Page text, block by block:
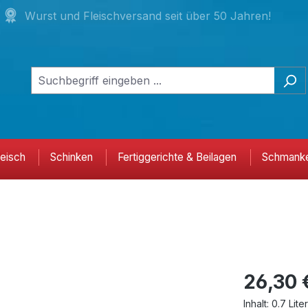
Wurst und Fleischversand seit über 50 Jahren!
Schinken Fertiggerichte & Beilagen
26,30
Inhalt: 0.7 Liter